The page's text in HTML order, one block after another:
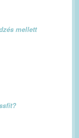
mellett